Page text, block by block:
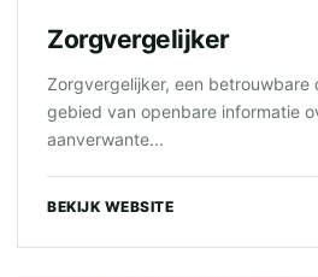
Zorgvergelijker
Zorgvergelijker, een betrouwbare
gebied van openbare informatie
aanverwante...
BEKIJK WEBSITE